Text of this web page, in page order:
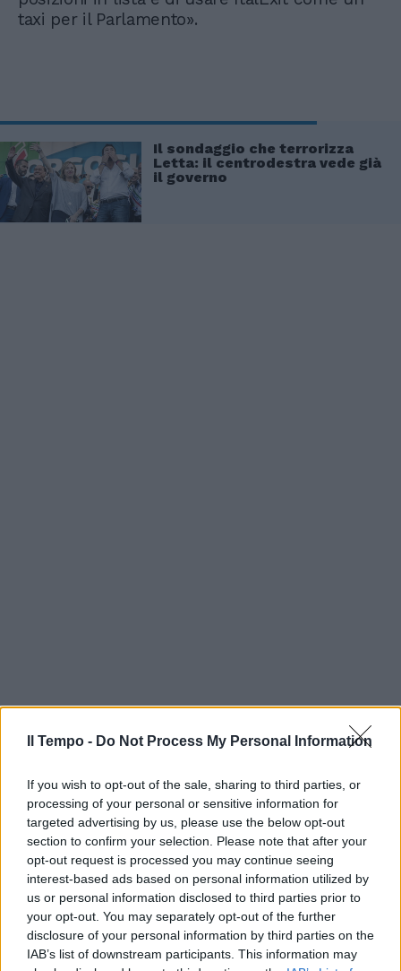
Il Tempo - Do Not Process My Personal Information
If you wish to opt-out of the sale, sharing to third parties, or
processing of your personal or sensitive information for
targeted advertising by us, please use the below opt-out
section to confirm your selection. Please note that after your
opt-out request is processed you may continue seeing
interest-based ads based on personal information utilized by
us or personal information disclosed to third parties prior to
your opt-out. You may separately opt-out of the further
disclosure of your personal information by third parties on the
IAB’s list of downstream participants. This information may
taxi per il Parlamento».
Il sondaggio che terrorizza
Letta: il centrodestra vede già
il governo